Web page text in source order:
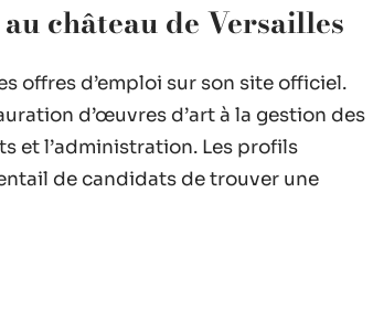
château de Versailles
offres d’emploi sur son site officiel.
d’œuvres d’art à la gestion des
et l’administration. Les profils
de candidats de trouver une